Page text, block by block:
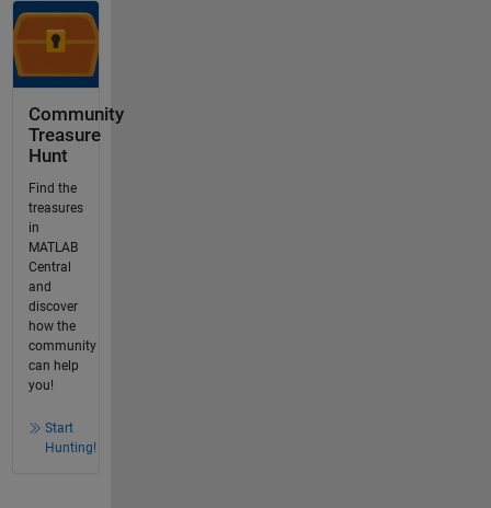
Community
Treasure
Hunt
Find the
treasures
in
MATLAB
Central
and
discover
how the
community
can help
you!
Start
Hunting!